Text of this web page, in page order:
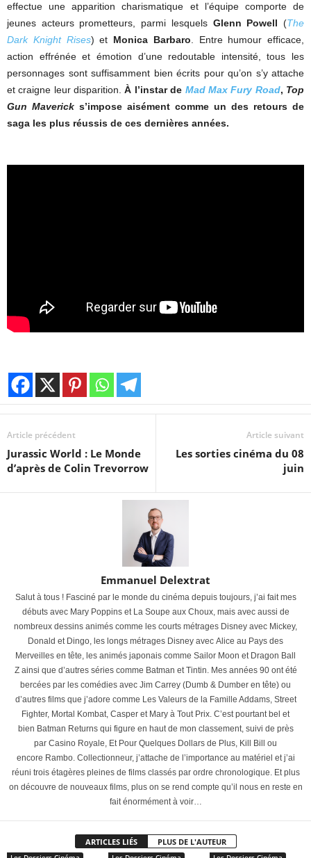
effectue une apparition charismatique et l’équipe comporte de
jeunes acteurs prometteurs, parmi lesquels Glenn Powell (The
Dark Knight Rises) et Monica Barbaro. Entre humour efficace,
action effrénée et émotion d’une redoutable intensité, tous les
personnages sont suffisamment bien écrits pour qu’on s’y attache
et craigne leur disparition.À l’instar de Mad Max Fury Road, Top
Gun Maverick s’impose aisément comme un des retours de
saga les plus réussis de ces dernières années.
Article précédent
Jurassic World : Le Monde
d’après de Colin Trevorrow
Article suivant
Les sorties cinéma du 08
juin
Emmanuel Delextrat
Salut à tous ! Fasciné par le monde du cinéma depuis toujours, j’ai fait mes
débuts avec Mary Poppins et La Soupe aux Choux, mais avec aussi de
nombreux dessins animés comme les courts métrages Disney avec Mickey,
Donald et Dingo, les longs métrages Disney avec Alice au Pays des
Merveilles en tête, les animés japonais comme Sailor Moon et Dragon Ball
Z ainsi que d’autres séries comme Batman et Tintin. Mes années 90 ont été
bercées par les comédies avec Jim Carrey (Dumb & Dumber en tête) ou
d’autres films que j’adore comme Les Valeurs de la Famille Addams, Street
Fighter, Mortal Kombat, Casper et Mary à Tout Prix. C’est pourtant bel et
bien Batman Returns qui figure en haut de mon classement, suivi de près
par Casino Royale, Et Pour Quelques Dollars de Plus, Kill Bill ou
encore Rambo. Collectionneur, j’attache de l’importance au matériel et j’ai
réuni trois étagères pleines de films classés par ordre chronologique. Et plus
on découvre de nouveaux films, plus on se rend compte qu’il nous en reste en
fait énormément à voir…
ARTICLES LIÉS PLUS DE L'AUTEUR